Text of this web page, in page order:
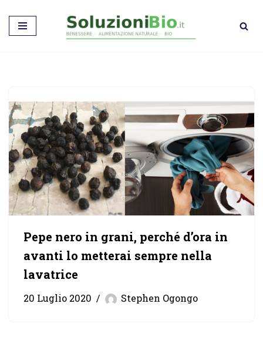
Vai
Pepe nero in grani, perché d’ora in
avanti lo metterai sempre nella
lavatrice
20 Luglio 2020 Stephen Ogongo